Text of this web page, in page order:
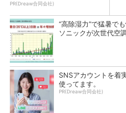
PR(Dreaw合同会社)
“高除湿力”で猛暑で
ソニックが次世代空
SNSアカウントを着
使ってます。
PR(Dreaw合同会社)